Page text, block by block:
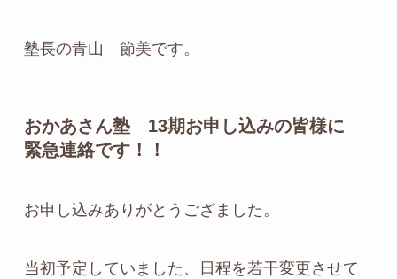
塾長の青山 節美です。
おかあさん塾 13期お申し込みの皆様に
緊急連絡です！！
お申し込みありがとうござました。
当初予定していました、日程を若干変更させて